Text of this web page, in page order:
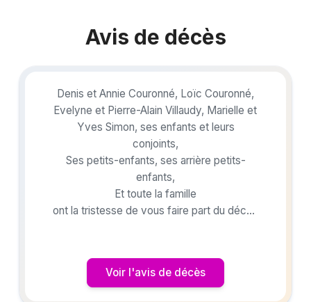
Avis de décès
Denis et Annie Couronné, Loïc Couronné,
Evelyne et Pierre-Alain Villaudy, Marielle et
Yves Simon, ses enfants et leurs
conjoints,
Ses petits-enfants, ses arrière petits-
enfants,
Et toute la famille
ont la tristesse de vous faire part du décès
née DOUSSET
survenu le mercredi 12 novembre 2025, à
Voir l'avis de décès